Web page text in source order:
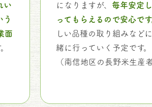
い
う
面
になりますが、 毎年安定
ってもらえるので安心です
しい品種の取り組みなど
緒に行っていく予定です。
（南信地区の長野米生産